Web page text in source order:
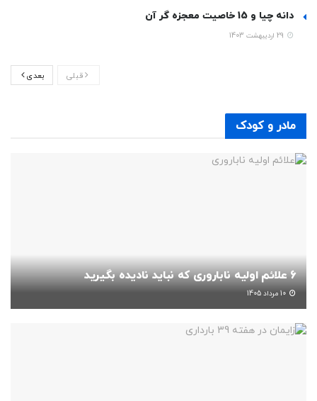
دانه چیا و 15 خاصیت معجزه گر آن
قبلی بعدی
مادر و کودک
6 علائم اولیه ناباروری که نباید نادیده بگیرید